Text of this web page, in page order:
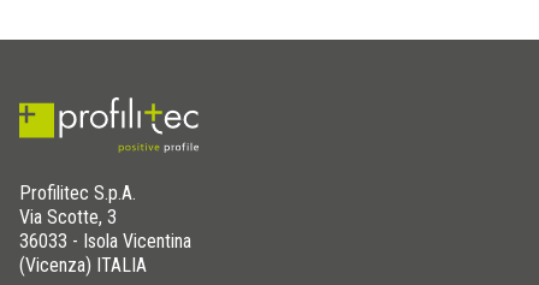
Profilitec S.p.A.
Via Scotte, 3
36033 - Isola Vicentina
(Vicenza) ITALIA